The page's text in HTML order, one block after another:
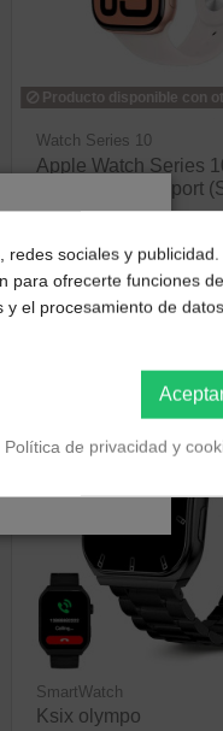
Producto disponible con
Watch Series 10
Apple Watch Series
42mm Correa Sport
416,13 €
ver producto
SmartWatch
Ksix olympo
precios e
sociales y publicidad.
para ofrecerte funciones de
y el procesamiento de datos
Política de privacidad y